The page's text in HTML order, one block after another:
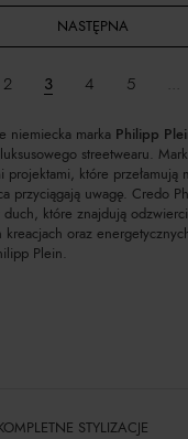
2 3 4 5 ...
NASTĘPNA
niemiecka marka Philipp
streetwearu.
które przełamują
przyciągają uwagę. Credo
które znajdują
kreacjach oraz
Plein.
STYLIZACJE